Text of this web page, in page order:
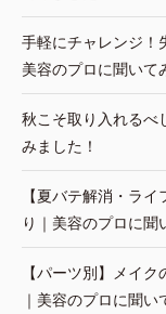
手軽にチャレンジ！
美容のプロに聞いて
秋こそ取り入れるべ
みました！
【夏バテ解消・ラ
り｜美容のプロに聞
【パーツ別】メイ
｜美容のプロに聞い